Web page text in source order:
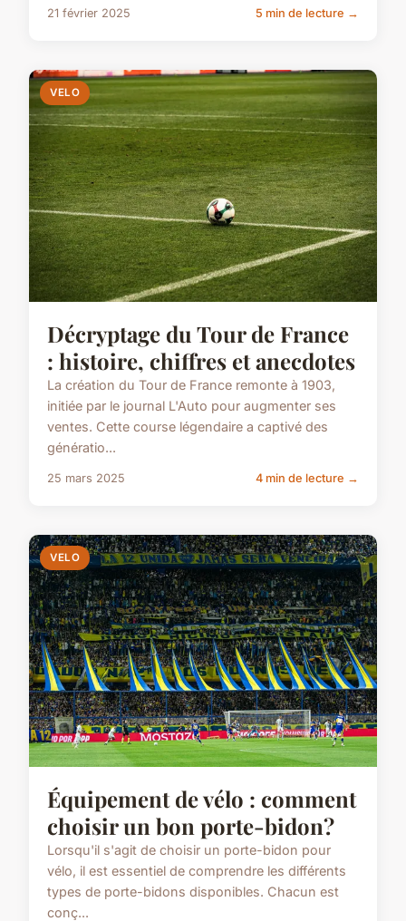
21 février 2025 5 min de lecture →
VELO
Décryptage du Tour de France
: histoire, chiffres et anecdotes
La création du Tour de France remonte à 1903,
initiée par le journal L'Auto pour augmenter ses
ventes. Cette course légendaire a captivé des
génératio...
25 mars 2025 4 min de lecture →
VELO
Équipement de vélo : comment
choisir un bon porte-bidon?
Lorsqu'il s'agit de choisir un porte-bidon pour
vélo, il est essentiel de comprendre les différents
types de porte-bidons disponibles. Chacun est
conç...